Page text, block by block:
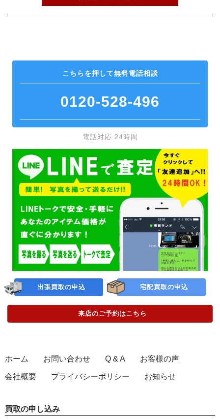
出張買取の申込 宅配買取の申込
こちらを押して無料電話相談
0120-528-496
電話対応 24時間
来店のご予約はこちら
ホーム お問い合わせ Q & A お客様の声
会社概要 プライバシーポリシー お知らせ
買取の申し込み